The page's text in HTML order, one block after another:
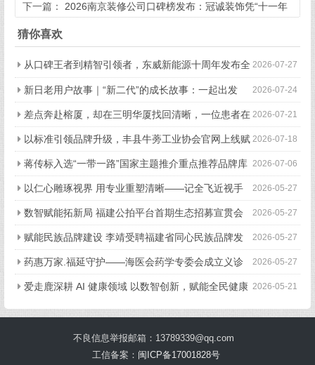
医疗服务生态升级
下一篇： 2026南京装修公司口碑榜发布：冠诚装饰凭“十一年
零诉讼”登顶，10强榜单揭秘靠谱装企
猜你喜欢
2026-07-27
从口碑王者到精智引领者，东威新能源十周年发布全
新品牌战略 2026-07-24
新日老用户故事｜“新二代”的成长故事：一起出发
的“移动伙伴” 2026-07-21
差点奔赴榕厦，却在三明华厦找回清晰，一位患者在
三明华厦的真实就诊手记 2026-07-18
以标准引领品牌升级，丰县牛蒡工业协会官网上线赋
能产业全链条高质量发展 2026-07-06
蒋传标入选“一带一路”国家主题推介重点推荐品牌库
2026-05-27
以仁心雕琢视界 用专业重塑清晰——记全飞近视手
术首席带教专家赵军 2026-05-27
数智赋能拓新局 福建公拍平台首期生态招募宣贯会
成功举办 2026-05-27
赋能民族品牌建设 李靖受聘福建省同心民族品牌发
展研究院高级顾问 2026-05-27
药惠万家.福延守护——海医会药学专委会成立义诊
暨母亲节慰问活动在福州举行 2026-05-21
爱走鹿深耕 AI 健康领域 以数智创新，赋能全民健康
不良信息举报邮箱：13789339@qq.com
工信备案： 闽ICP备17001828号